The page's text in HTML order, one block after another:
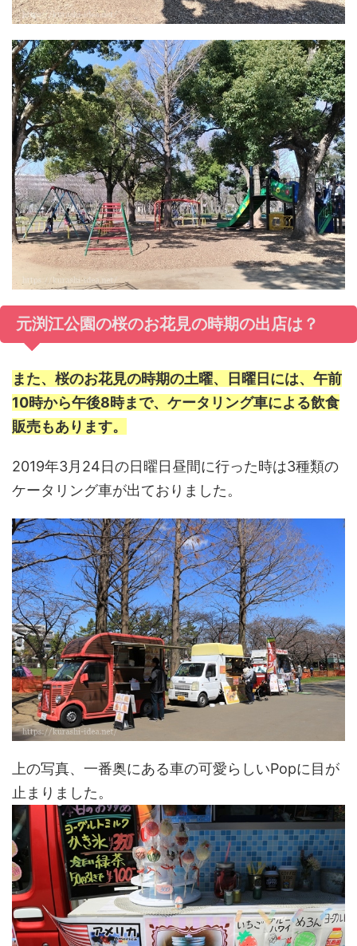
元渕江公園の桜のお花見の時期の出店は？
また、桜のお花見の時期の土曜、日曜日には、午前
10時から午後8時まで、ケータリング車による飲食
販売もあります。
2019年3月24日の日曜日昼間に行った時は3種類の
ケータリング車が出ておりました。
上の写真、一番奥にある車の可愛らしいPopに目が
止まりました。